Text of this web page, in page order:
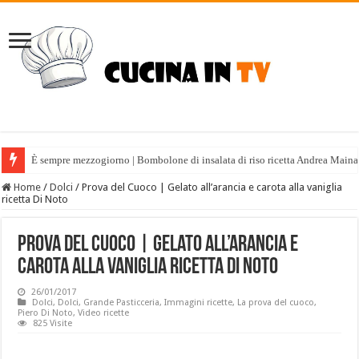
È sempre mezzogiorno | Bombolone di insalata di riso ricetta Andrea
Home / Dolci / Prova del Cuoco | Gelato all’arancia e carota alla vaniglia
ricetta Di Noto
Prova del Cuoco | Gelato all’arancia e
carota alla vaniglia ricetta Di Noto
26/01/2017
Dolci, Dolci, Grande Pasticceria,Immagini ricette, La prova del cuoco,
Piero Di Noto,Video ricette
825 Visite